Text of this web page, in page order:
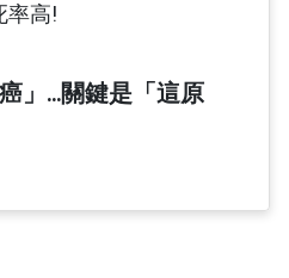
」...關鍵是「這原